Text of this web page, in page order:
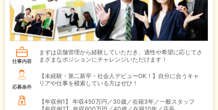
仕事内容
まずは店舗管理から経験していただき、適性や希望に応じてさ
まざまなポジションにチャレンジいただけます！
応募条件
【未経験・第二新卒・社会人デビューOK！】自分に合うキャ
リアや仕事を模索している方はぜひ！
【年収例1】
年収450万円／30歳／在籍3年／一般スタッフ